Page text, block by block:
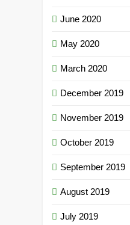
June 2020
May 2020
March 2020
December 2019
November 2019
October 2019
September 2019
August 2019
July 2019